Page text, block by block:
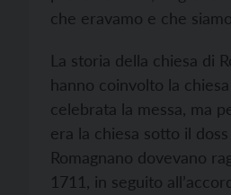
che eravamo e che
La storia della chiesa di
hanno coinvolto la
celebrata la messa, ma
era la chiesa sotto il
Romagnano dovevano
1711, in seguito